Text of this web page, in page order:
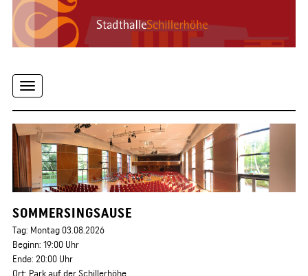
Toggle
SOMMERSINGSAUSE
Tag: Montag 03.08.2026
Beginn: 19:00 Uhr
Ende: 20:00 Uhr
Ort: Park auf der Schillerhöhe